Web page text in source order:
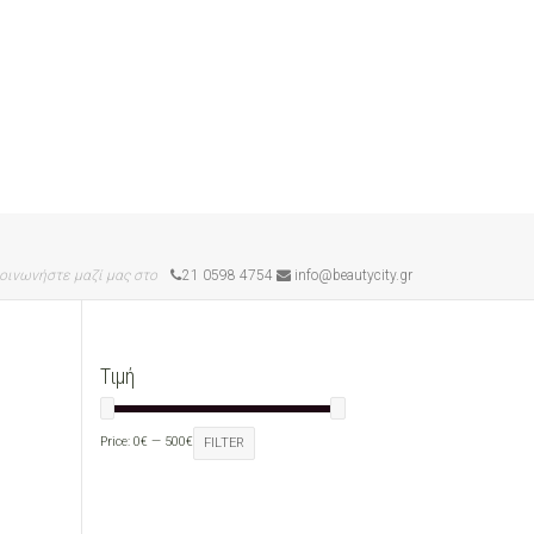
μαζί μας στο 21 0598 4754 info@beautycity.gr
Τιμή
FILTER
Price: 0€ — 500€